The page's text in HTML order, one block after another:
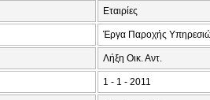
Εταιρίες
Έργα Παροχής
Λήξη Οικ. Αντ.
1 - 1 - 2011